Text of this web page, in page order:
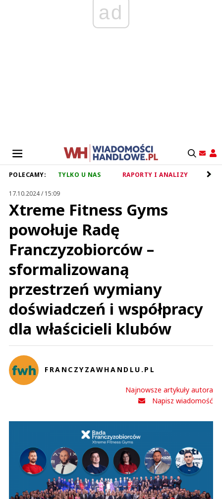
ad
POLECAMY: TYLKO U NAS RAPORTY I ANALIZY
17.10.2024 / 15:09
Xtreme Fitness Gyms
powołuje Radę
Franczyzobiorców –
sformalizowaną
przestrzeń wymiany
doświadczeń i współpracy
dla właścicieli klubów
FRANCZYZAWHANDLU.PL
Najnowsze artykuły autora
Napisz wiadomość